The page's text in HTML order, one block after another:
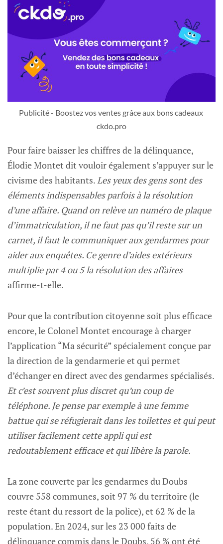
Publicité - Boostez vos ventes grâce aux bons cadeaux
ckdo.pro
Pour faire baisser les chiffres de la délinquance,
Élodie Montet dit vouloir également s’appuyer sur le
civisme des habitants.Les yeux des gens sont des
éléments indispensables parfois à la résolution
d’une affaire. Quand on relève un numéro de plaque
d’immatriculation, il ne faut pas qu’il reste sur un
carnet, il faut le communiquer aux gendarmes pour
aider aux enquêtes. Ce genre d’aides extérieurs
multiplie par 4 ou 5 la résolution des affaires
affirme-t-elle.
Pour que la contribution citoyenne soit plus efficace
encore, le Colonel Montet encourage à charger
l’application “Ma sécurité” spécialement conçue par
la direction de la gendarmerie et qui permet
d’échanger en direct avec des gendarmes spécialisés.
Et c’est souvent plus discret qu’un coup de
téléphone. Je pense par exemple à une femme
battue qui se réfugierait dans les toilettes et qui peut
utiliser facilement cette appli qui est
redoutablement efficace et qui libère la parole.
La zone couverte par les gendarmes du Doubs
couvre 558 communes, soit 97 % du territoire (le
reste étant du ressort de la police), et 62 % de la
population. En 2024, sur les 23 000 faits de
délinquance commis dans le Doubs, 56 % ont été